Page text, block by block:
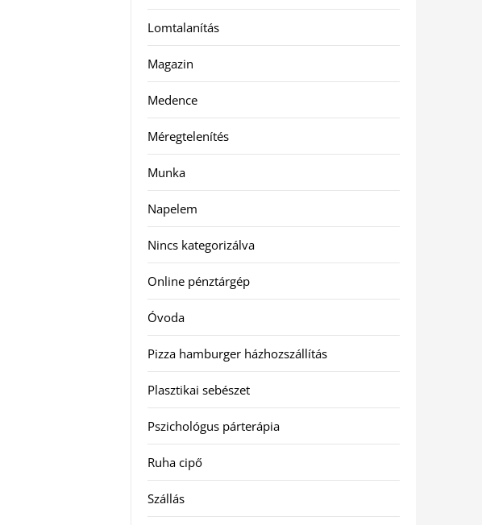
Lomtalanítás
Magazin
Medence
Méregtelenítés
Munka
Napelem
Nincs kategorizálva
Online pénztárgép
Óvoda
Pizza hamburger házhozszállítás
Plasztikai sebészet
Pszichológus párterápia
Ruha cipő
Szállás